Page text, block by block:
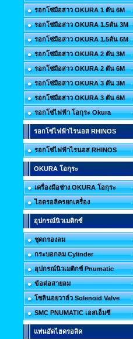
รอกโซ่มือสาว OKURA 1 ตัน 6M
รอกโซ่มือสาว OKURA 1.5ตัน 3M
รอกโซ่มือสาว OKURA 1.5ตัน 6M
รอกโซ่มือสาว OKURA 2 ตัน 3M
รอกโซ่มือสาว OKURA 2 ตัน 6M
รอกโซ่มือสาว OKURA 3 ตัน 3M
รอกโซ่มือสาว OKURA 3 ตัน 6M
รอกโซ่ไฟฟ้า โอกุระ Okura
รอกโซ่ไฟฟ้าไรนอส RHINOS
รอกโซ่ไฟฟ้าไรนอส RHINOS
OKURA โอกุระ
เครื่องมือช่าง OKURA โอกุระ
ไฮดรอลิครยกเครื่อง
อุปกรณ์นิวเมติกซ์
ชุดกรองลม
กระบอกลม Cylinder
อุปกรณ์นิวเมติกซ์ Pnumatic
ข้อต่อสายลม
โซลินอยวาล์ว Solenoid Valve
SMC PNUMATIC เอสเอ็มซี
แท่นอัดไฮดรอลิค